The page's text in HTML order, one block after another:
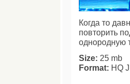
Когда то
повторить
однородную
Size: 25 mb
Format: HQ